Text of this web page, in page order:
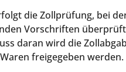
die Zollprüfung, bei
Vorschriften
daran wird die
freigegeben werden.